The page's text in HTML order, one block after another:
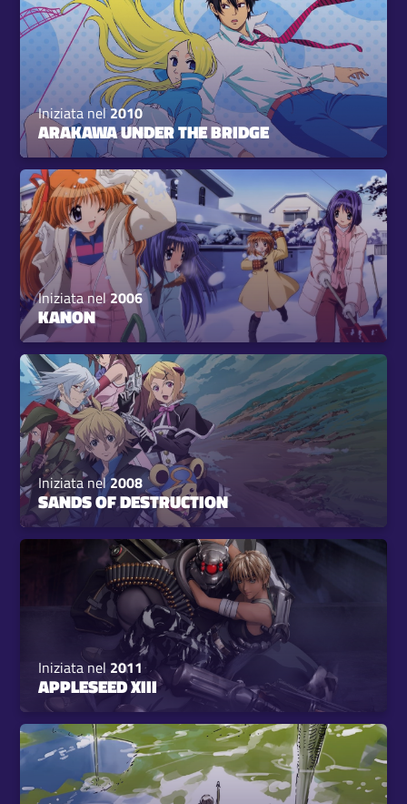
Iniziata nel2010
ARAKAWA UNDER THE BRIDGE
Iniziata nel2006
KANON
Iniziata nel2008
SANDS OF DESTRUCTION
Iniziata nel 2011
APPLESEED XIII